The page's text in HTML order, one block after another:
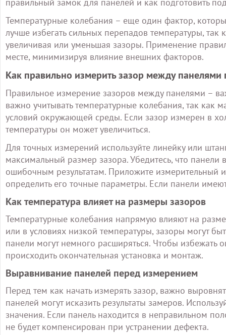
Температурные колебания – еще один фактор,
лучше избегать сильных перепадов температуры,
увеличивая или уменьшая зазоры. Применение
месте, минимизируя влияние внешних факторов.
Как правильно измерить зазор между панелями
Правильное измерение зазоров между панелями –
важно учитывать температурные колебания, так как
условий окружающей среды. Если зазор измерен в
температуры он может увеличиться.
Для точных измерений используйте линейку или
максимальный размер зазора. Убедитесь, что
ошибочным результатам. Приложите измерительный
определить его точные параметры. Если панели
Как температура влияет на размеры зазоров
Температурные колебания напрямую влияют на
или в условиях низкой температуры, зазоры могут
панели могут немного расширяться. Чтобы избежать
происходить окончательная установка и монтаж.
Выравнивание панелей перед измерением
Перед тем как начать измерять зазор, важно
панелей могут исказить результаты замеров.
значения. Если панель находится в неправильном
не будет компенсирован при устранении дефекта.